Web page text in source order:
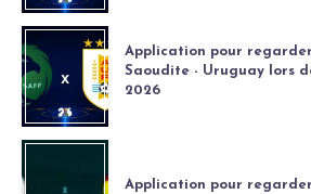
Application pour
Saoudite - Uruguay lors
2026
Application pour